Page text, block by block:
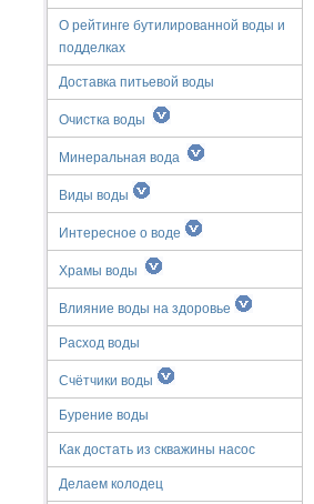
О рейтинге бутилированной воды и
подделках
Доставка питьевой воды
Очистка воды
Минеральная вода
Виды воды
Интересное о воде
Храмы воды
Влияние воды на здоровье
Расход воды
Счётчики воды
Бурение воды
Как достать из скважины насос
Делаем колодец